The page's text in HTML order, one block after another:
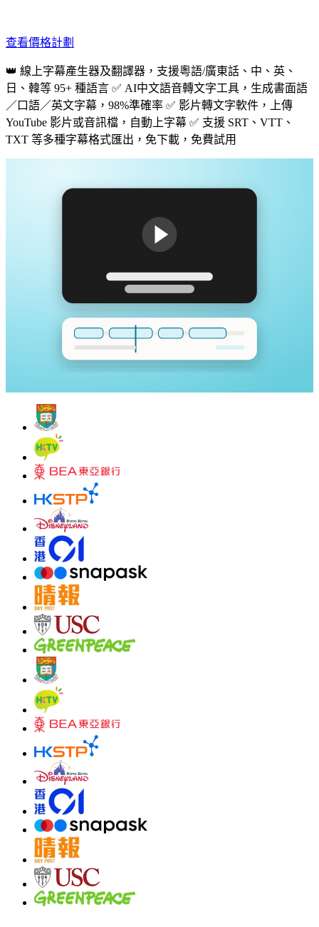
查看價格計劃
👑 線上字幕產生器及翻譯器，支援粵語/廣東話、中、英、
日、韓等 95+ 種語言 ✅ AI中文語音轉文字工具，生成書面語
／口語／英文字幕，98%準確率 ✅ 影片轉文字軟件，上傳
YouTube 影片或音訊檔，自動上字幕 ✅ 支援 SRT、VTT、
TXT 等多種字幕格式匯出，免下載，免費試用